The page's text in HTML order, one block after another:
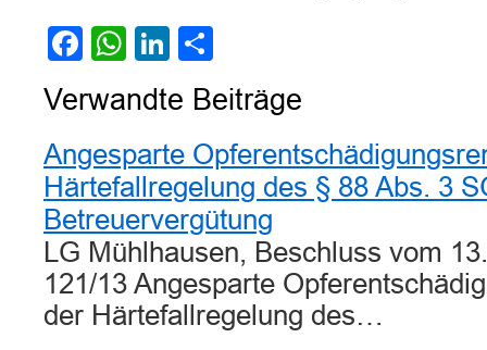
Facebook
WhatsApp
LinkedIn
Verwandte Beiträge
Angesparte
Härtefallregelung des § 88 Abs. 3
Betreuervergütung
LG Mühlhausen, Beschluss vom
121/13 Angesparte
der Härtefallregelung des…